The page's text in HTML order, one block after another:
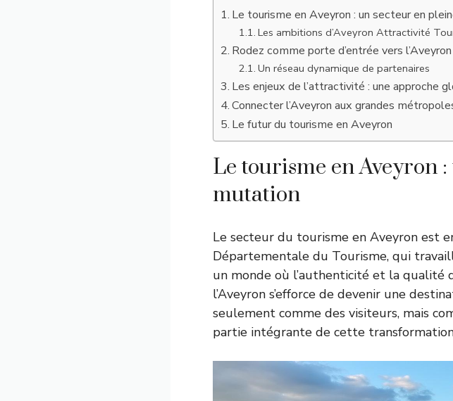
Le tourisme en Aveyron : un secteur en
Les ambitions d’Aveyron Attractivité
Rodez comme porte d’entrée vers l’Aveyron
Un réseau dynamique de partenaires
Les enjeux de l’attractivité : une approche
Connecter l’Aveyron aux grandes
Le futur du tourisme en Aveyron
Le tourisme en Aveyron
mutation
Le secteur du tourisme en Aveyron est
Départementale du Tourisme, qui
un monde où l’authenticité et la qualité
l’Aveyron s’efforce de devenir une
seulement comme des visiteurs, mais
partie intégrante de cette